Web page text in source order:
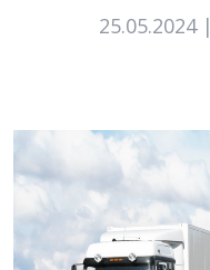
25.05.2024 |